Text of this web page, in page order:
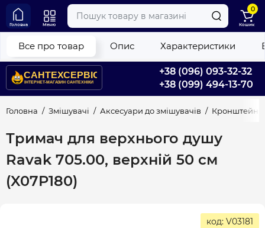
+38 (096) 093-32-32
+38 (099) 494-13-70
Головна Меню
0
Кошик
Головна Змішувачі Аксесуари до змішувачів Кронштейни
Тримач для верхнього душу
Ravak 705.00, верхній 50 см
(X07P180)
Все про товар Опис Характеристики
код: V03181